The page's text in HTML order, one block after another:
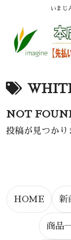
いまじ
NOT
投稿が見つかり
HOME 新
商品